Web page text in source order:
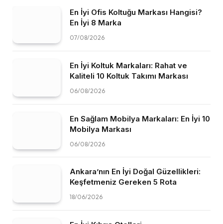
En İyi Ofis Koltuğu Markası Hangisi?
En İyi 8 Marka
07/08/2026
En İyi Koltuk Markaları: Rahat ve
Kaliteli 10 Koltuk Takımı Markası
06/08/2026
En Sağlam Mobilya Markaları: En İyi 10
Mobilya Markası
06/08/2026
Ankara’nın En İyi Doğal Güzellikleri:
Keşfetmeniz Gereken 5 Rota
18/06/2026